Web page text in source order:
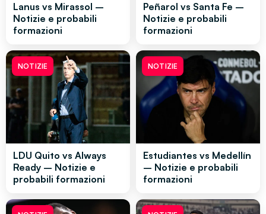
Lanus vs Mirassol –
Notizie e probabili
formazioni
Peñarol vs Santa Fe –
Notizie e probabili
formazioni
NOTIZIE
LDU Quito vs Always
Ready – Notizie e
probabili formazioni
NOTIZIE
Estudiantes vs Medellín
– Notizie e probabili
formazioni